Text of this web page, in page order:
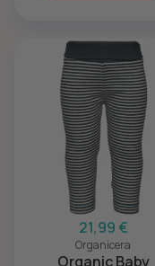
21,99 €
Organicera
Organic Baby